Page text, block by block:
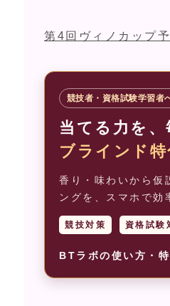
第4回ヴィノカップ
競技者・資格試験学習者
当てる力を、
ブラインド
香り・味わいから
ングを、スマホで効
競技対策 資格試験
BTラボの使い方・